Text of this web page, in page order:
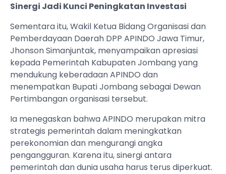
Sinergi Jadi Kunci Peningkatan Investasi
Sementara itu, Wakil Ketua Bidang Organisasi dan
Pemberdayaan Daerah DPP APINDO Jawa Timur,
Jhonson Simanjuntak, menyampaikan apresiasi
kepada Pemerintah Kabupaten Jombang yang
mendukung keberadaan APINDO dan
menempatkan Bupati Jombang sebagai Dewan
Pertimbangan organisasi tersebut.
Ia menegaskan bahwa APINDO merupakan mitra
strategis pemerintah dalam meningkatkan
perekonomian dan mengurangi angka
pengangguran. Karena itu, sinergi antara
pemerintah dan dunia usaha harus terus diperkuat.